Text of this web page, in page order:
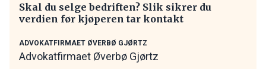
Skal du selge bedriften? Slik sikrer du
verdien før kjøperen tar kontakt
ADVOKATFIRMAET ØVERBØ GJØRTZ
Advokatfirmaet Øverbø Gjørtz